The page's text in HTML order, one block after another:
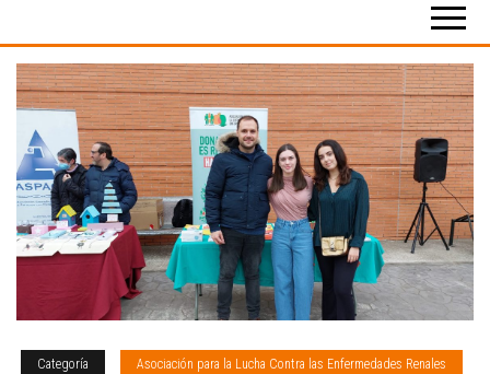
Categoría Asociación para la Lucha Contra las Enfermedades Renales